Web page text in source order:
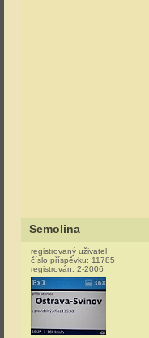
Semolina
registrovaný uživatel
číslo příspěvku: 11785
registrován: 2-2006